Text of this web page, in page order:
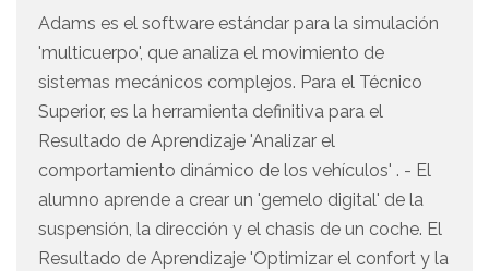
Adams es el software estándar para la simulación
'multicuerpo', que analiza el movimiento de
sistemas mecánicos complejos. Para el Técnico
Superior, es la herramienta definitiva para el
Resultado de Aprendizaje 'Analizar el
comportamiento dinámico de los vehículos' . - El
alumno aprende a crear un 'gemelo digital' de la
suspensión, la dirección y el chasis de un coche. El
Resultado de Aprendizaje 'Optimizar el confort y la